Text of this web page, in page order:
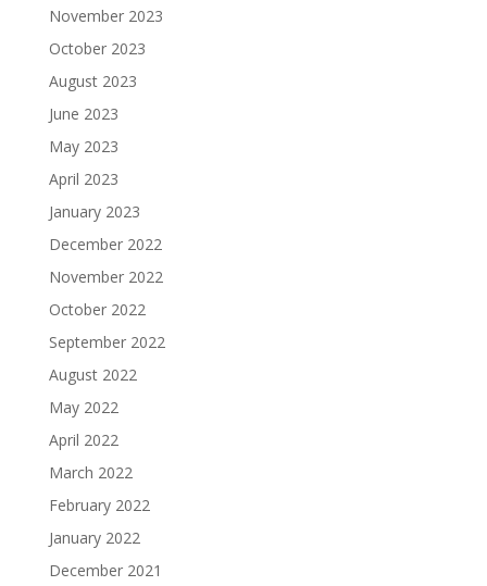
November 2023
October 2023
August 2023
June 2023
May 2023
April 2023
January 2023
December 2022
November 2022
October 2022
September 2022
August 2022
May 2022
April 2022
March 2022
February 2022
January 2022
December 2021